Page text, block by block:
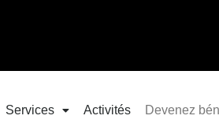
Services Activités Devenez